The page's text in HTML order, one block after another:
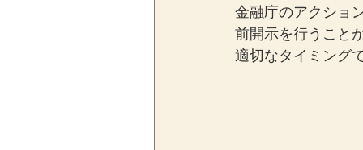
金融庁のアクショ
前開示を行うこと
適切なタイミング